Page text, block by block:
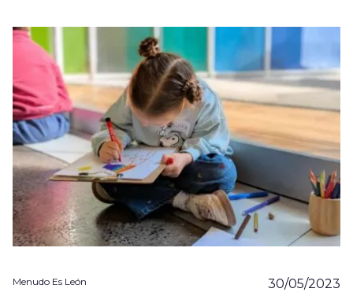
Menudo Es León 30/05/2023